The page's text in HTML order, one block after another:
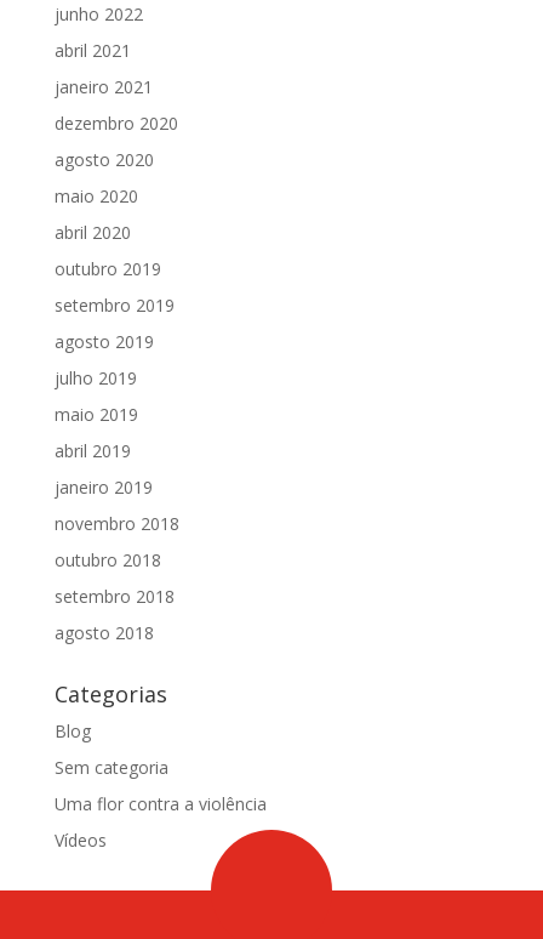
junho 2022
abril 2021
janeiro 2021
dezembro 2020
agosto 2020
maio 2020
abril 2020
outubro 2019
setembro 2019
agosto 2019
julho 2019
maio 2019
abril 2019
janeiro 2019
novembro 2018
outubro 2018
setembro 2018
agosto 2018
Categorias
Blog
Sem categoria
Uma flor contra a violência
Vídeos